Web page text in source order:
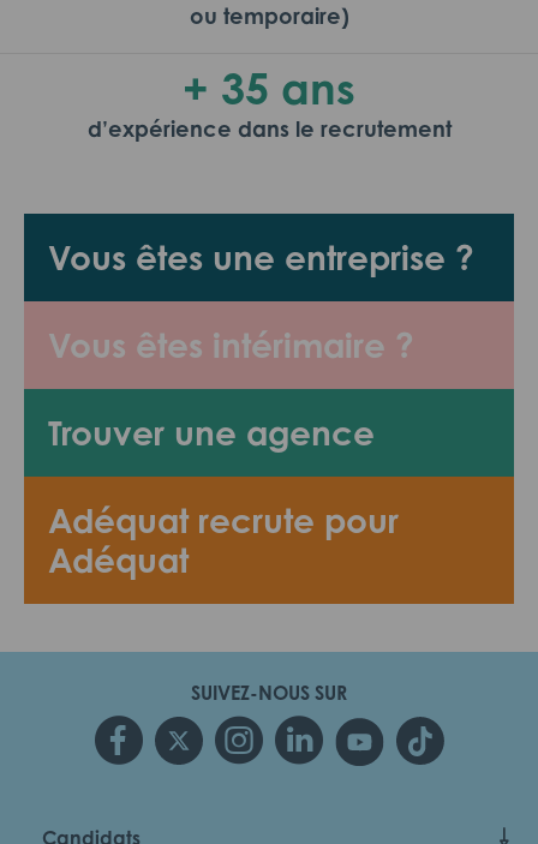
Vous êtes une entreprise ?
Vous êtes intérimaire ?
Trouver une agence
Adéquat recrute pour
Adéquat
ou temporaire)
+ 35 ans
d’expérience dans le recrutement
SUIVEZ-NOUS SUR
Candidats